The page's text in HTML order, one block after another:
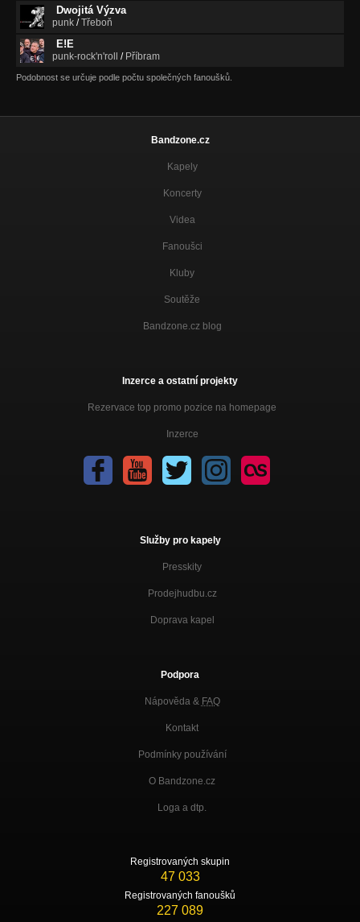
Dwojitá Výzva
punk /Třeboň
E!E
punk-rock'n'roll / Příbram
Podobnost se určuje podle počtu společných fanoušků.
Bandzone.cz
Kapely
Koncerty
Videa
Fanoušci
Kluby
Soutěže
Bandzone.cz blog
Inzerce a ostatní projekty
Rezervace top promo pozice na homepage
Inzerce
Služby pro kapely
Presskity
Prodejhudbu.cz
Doprava kapel
Podpora
Nápověda & FAQ
Kontakt
Podmínky používání
O Bandzone.cz
Loga a dtp.
Registrovaných skupin
47 033
Registrovaných fanoušků
227 089